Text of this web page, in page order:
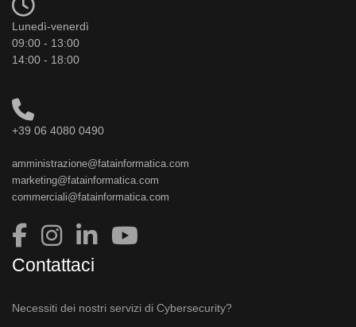
Lunedì-venerdì
09:00 - 13:00
14:00 - 18:00
+39 06 4080 0490
amministrazione@fatainformatica.com
marketing@fatainformatica.com
commerciali@fatainformatica.com
Contattaci
Necessiti dei nostri servizi di Cybersecurity?